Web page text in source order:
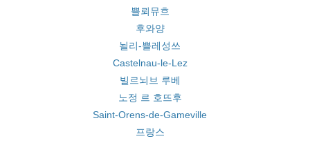
쁠뢰뮤흐
후와양
뇔리-쁠레성쓰
Castelnau-le-Lez
빌르뇌브 루베
노정 르 호뜨후
Saint-Orens-de-Gameville
프랑스